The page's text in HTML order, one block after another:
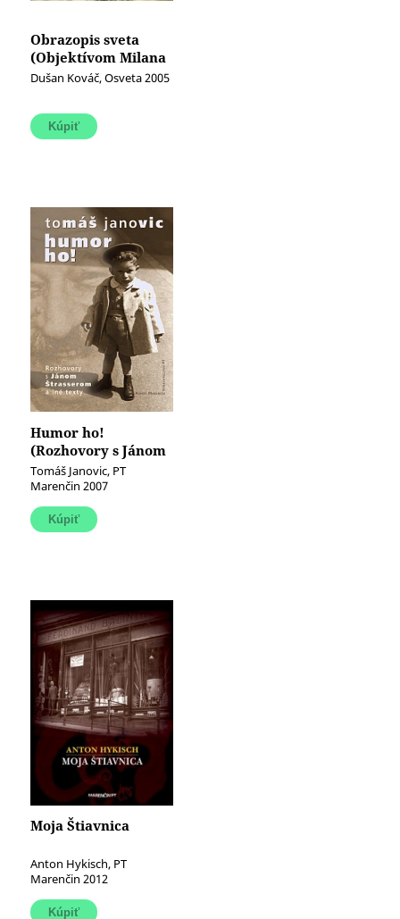
Obrazopis sveta
(Objektívom Milana
Rastislava Štefánika)
Dušan Kováč, Osveta 2005
Humor ho!
(Rozhovory s Jánom
Štrasserom a iné
texty)
Tomáš Janovic, PT
Marenčin 2007
Moja Štiavnica
Anton Hykisch, PT
Marenčin 2012